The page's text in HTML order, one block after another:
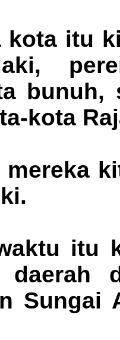
kota itu
bunuh,
kota
mereka
itu
Sungai